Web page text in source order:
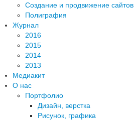
Создание и продвижение сайтов
Полиграфия
Журнал
2016
2015
2014
2013
Медиакит
О нас
Портфолио
Дизайн, верстка
Рисунок, графика